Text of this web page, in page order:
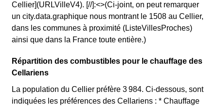
Cellier](URLVilleV4). [//]:<>(Ci-joint, on peut remarquer
un city.data.graphique nous montrant le 1508 au Cellier,
dans les communes à proximité (ListeVillesProches)
ainsi que dans la France toute entière.)
Répartition des combustibles pour le chauffage des
Cellariens
La population du Cellier préfère 3 984. Ci-dessous, sont
indiquées les préférences des Cellariens : * Chauffage